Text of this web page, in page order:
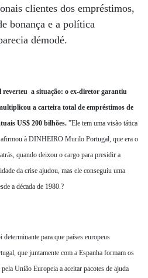
clientes dos empréstimos,
bonança e a política
démodé.
reverteu a situação: o ex-diretor garantiu
a carteira total de empréstimos de
US$ 200 bilhões. ”Ele tem uma visão tática
afirmou à DINHEIRO Murilo Portugal, que era o
quando deixou o cargo para presidir a
da crise ajudou, mas ele conseguiu uma
a década de 1980.?
para que países europeus
que juntamente com a Espanha formam os
União Europeia a aceitar pacotes de ajuda